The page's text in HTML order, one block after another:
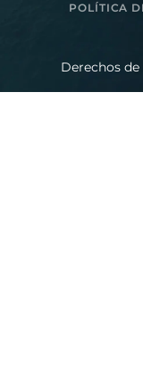
POLÍTICA
Derechos